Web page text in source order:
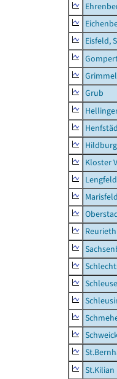
Eisfeld,
Grub
Kloster
Lengfeld
Reurieth
St.Kilian